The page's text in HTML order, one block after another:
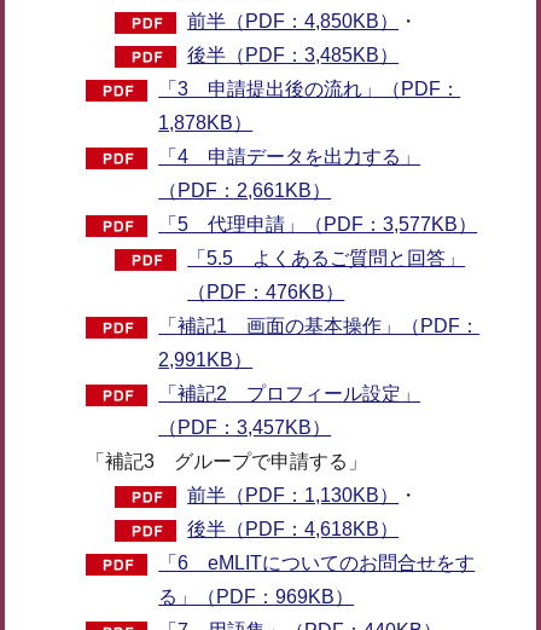
前半（PDF：4,850KB）
・
後半（PDF：3,485KB）
「3 申請提出後の流れ」（PDF：
1,878KB）
「4 申請データを出力する」
（PDF：2,661KB）
「5 代理申請」（PDF：3,577KB）
「5.5 よくあるご質問と回答」
（PDF：476KB）
「補記1 画面の基本操作」（PDF：
2,991KB）
「補記2 プロフィール設定」
（PDF：3,457KB）
「補記3 グループで申請する」
前半（PDF：1,130KB）
・
後半（PDF：4,618KB）
「6 eMLITについてのお問合せをす
る」（PDF：969KB）